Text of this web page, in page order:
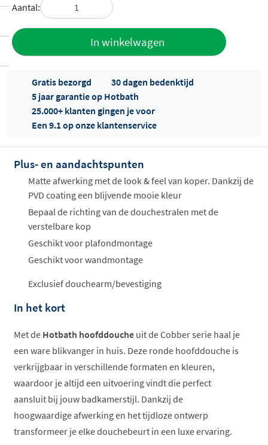
Aantal:
In winkelwagen
Offertes
ophalen...
Gratis bezorgd
30 dagen bedenktijd
5 jaar garantie op Hotbath
25.000+ klanten gingen je voor
Een 9.1 op onze klantenservice
Plus- en aandachtspunten
Matte afwerking met de look & feel van koper. Dankzij de
PVD coating een blijvende mooie kleur
Bepaal de richting van de douchestralen met de
verstelbare kop
Geschikt voor plafondmontage
Geschikt voor wandmontage
Exclusief douchearm/bevestiging
In het kort
Met de Hotbath hoofddouche uit de Cobber serie haal je
een ware blikvanger in huis. Deze ronde hoofddouche is
verkrijgbaar in verschillende formaten en kleuren,
waardoor je altijd een uitvoering vindt die perfect
aansluit bij jouw badkamerstijl. Dankzij de
hoogwaardige afwerking en het tijdloze ontwerp
transformeer je elke douchebeurt in een luxe ervaring.